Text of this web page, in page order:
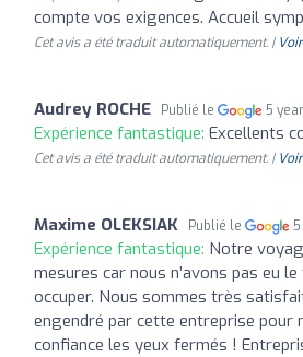
compte vos exigences. Accueil
Cet avis a été traduit automatiquement. |
Audrey ROCHE Publié le 5
Expérience fantastique: Excellents
Cet avis a été traduit automatiquement. |
Maxime OLEKSIAK Publié le
Expérience fantastique: Notre
mesures car nous n’avons pas eu
occuper. Nous sommes très
engendré par cette entreprise pour
confiance les yeux fermés !